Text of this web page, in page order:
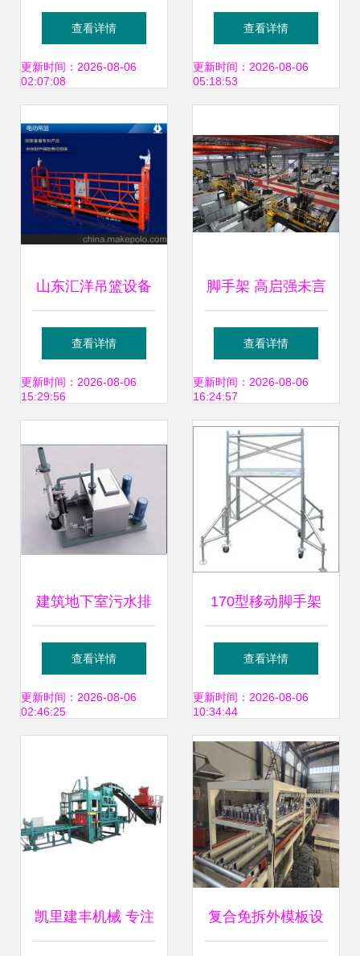
输配电设备赋能建
筑行业，携手建筑
查看详情
更新时间：2026-08-06
02:07:08
械设备有限公司咸
阳自升龙门架产品
查看详情
更新时间：2026-08-06
05:18:53
山东汇洋吊篮设备
图鉴与宁津县汇洋
建筑设备综合介绍
查看详情
更新时间：2026-08-06
15:29:56
脚手架 高启强未言
尽的城市脊梁
查看详情
更新时间：2026-08-06
16:24:57
建筑地下室污水排
放与脚手架施工 协
同作业与风险防控
查看详情
更新时间：2026-08-06
02:46:25
170型移动脚手架
高清图片展示——
阜城光明建筑机械
厂专业建筑设备租
赁服务
查看详情
更新时间：2026-08-06
10:34:44
凯里建丰机械 专注 复合免拆外模板设